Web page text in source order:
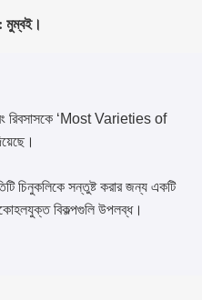
মুম্বই।
এবং রিবসাসকে ‘Most Varieties of
চিনুকলিকে সন্তুষ্ট করার জন্য একটি
বিকল্পগুলি উপলব্ধ।